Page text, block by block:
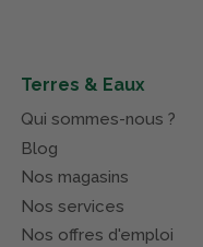
Terres & Eaux
Qui sommes-nous ?
Blog
Nos magasins
Nos services
Nos offres d'emploi